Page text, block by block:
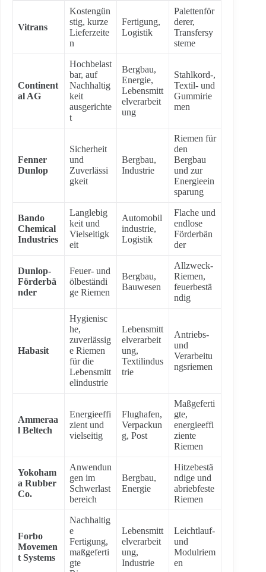
Vitrans
Kostengün
stig, kurze
Lieferzeite
n
Fertigung,
Logistik
Palettenför
derer,
Transfersy
steme
Continent
al AG
Hochbelast
bar, auf
Nachhaltig
keit
ausgerichte
t
Bergbau,
Energie,
Lebensmitt
elverarbeit
ung
Stahlkord-,
Textil- und
Gummirie
men
Fenner
Dunlop
Sicherheit
und
Zuverlässi
gkeit
Bergbau,
Industrie
Riemen für
den
Bergbau
und zur
Energieein
sparung
Bando
Chemical
Industries
Langlebig
keit und
Vielseitigk
eit
Automobil
industrie,
Logistik
Flache und
endlose
Förderbän
der
Dunlop-
Förderbä
nder
Feuer- und
ölbeständi
ge Riemen
Bergbau,
Bauwesen
Allzweck-
Riemen,
feuerbestä
ndig
Habasit
Hygienisc
he,
zuverlässig
e Riemen
für die
Lebensmitt
elindustrie
Lebensmitt
elverarbeit
ung,
Textilindus
trie
Antriebs-
und
Verarbeitu
ngsriemen
Ammeraa
l Beltech
Energieeffi
zient und
vielseitig
Flughafen,
Verpackun
g, Post
Maßgeferti
gte,
energieeffi
ziente
Riemen
Yokoham
a Rubber
Co.
Anwendun
gen im
Schwerlast
bereich
Bergbau,
Energie
Hitzebestä
ndige und
abriebfeste
Riemen
Forbo
Movemen
t Systems
Nachhaltig
e
Fertigung,
maßgeferti
gte
Lebensmitt
elverarbeit
ung,
Industrie
Leichtlauf-
und
Modulriem
en